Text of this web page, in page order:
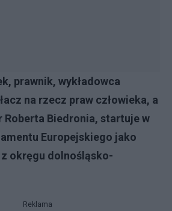
prawnik, wykładowca
na rzecz praw człowieka, a
Roberta Biedronia, startuje w
Europejskiego jako
z okręgu dolnośląsko-
Reklama